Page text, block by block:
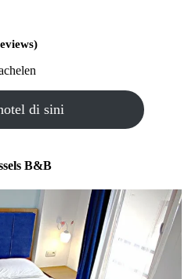
di sini
B&B